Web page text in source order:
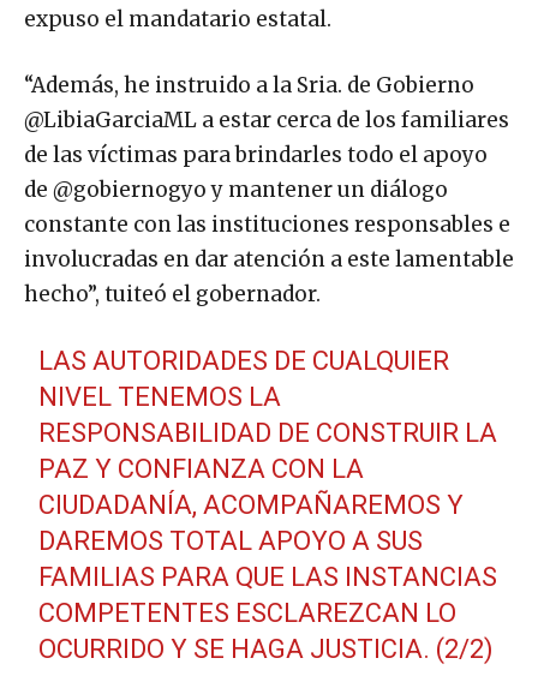
expuso el mandatario estatal.
“Además, he instruido a la Sria. de Gobierno
@LibiaGarciaML a estar cerca de los familiares
de las víctimas para brindarles todo el apoyo
de @gobiernogyo y mantener un diálogo
constante con las instituciones responsables e
involucradas en dar atención a este lamentable
hecho”, tuiteó el gobernador.
LAS AUTORIDADES DE CUALQUIER
NIVEL TENEMOS LA
RESPONSABILIDAD DE CONSTRUIR LA
PAZ Y CONFIANZA CON LA
CIUDADANÍA, ACOMPAÑAREMOS Y
DAREMOS TOTAL APOYO A SUS
FAMILIAS PARA QUE LAS INSTANCIAS
COMPETENTES ESCLAREZCAN LO
OCURRIDO Y SE HAGA JUSTICIA. (2/2)